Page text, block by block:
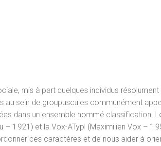
mis à part quelques individus
au sein de groupuscules communément
dans un ensemble nommé classification.
– 1 921) et la Vox-ATypl (Maximilien Vox – 1
ces caractères et de nous aider à